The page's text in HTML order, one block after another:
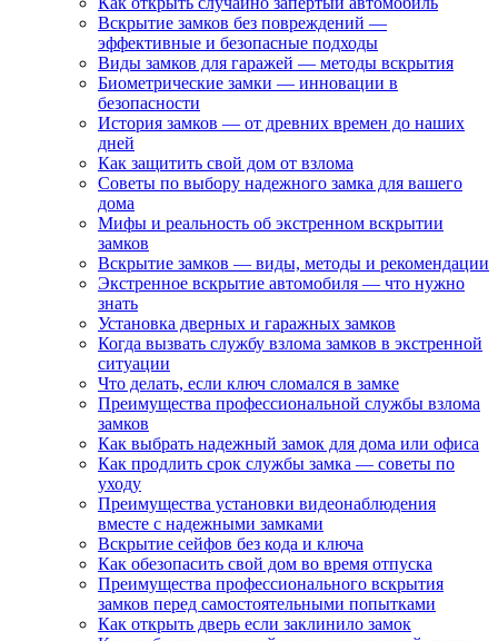
Вскрытие замков без повреждений —
эффективные и безопасные подходы
Виды замков для гаражей — методы вскрытия
Биометрические замки — инновации в
безопасности
История замков — от древних времен до наших
дней
Как защитить свой дом от взлома
Советы по выбору надежного замка для вашего
дома
Мифы и реальность об экстренном вскрытии
замков
Вскрытие замков — виды, методы и рекомендации
Экстренное вскрытие автомобиля — что нужно
знать
Установка дверных и гаражных замков
Когда вызвать службу взлома замков в экстренной
ситуации
Что делать, если ключ сломался в замке
Преимущества профессиональной службы взлома
замков
Как выбрать надежный замок для дома или офиса
Как продлить срок службы замка — советы по
уходу
Преимущества установки видеонаблюдения
вместе с надежными замками
Вскрытие сейфов без кода и ключа
Как обезопасить свой дом во время отпуска
Преимущества профессионального вскрытия
замков перед самостоятельными попытками
Как открыть дверь если заклинило замок